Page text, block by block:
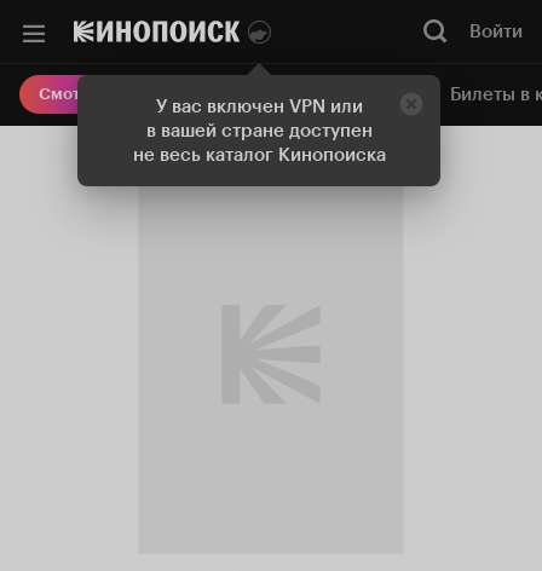
У вас включен VPN или
в вашей стране доступен
не весь каталог Кинопоиска
Войти
Смотреть кино Онлайн-кинотеатр Билеты в